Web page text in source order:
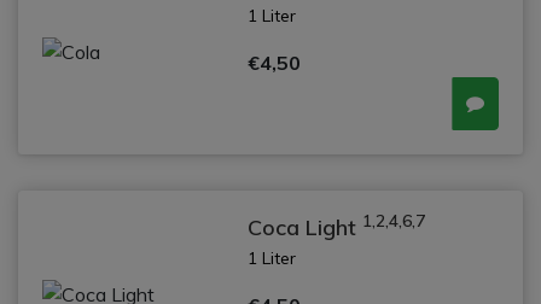
1 Liter
€4,50
Coca Light 1,2,4,6,7
1 Liter